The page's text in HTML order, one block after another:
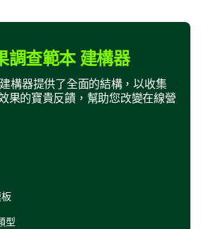
）。
2 3 4
5
最吸引您的元素是什麼？
調查範本 建構器
構器提供了全面的結構，以收集
果的寶貴反饋，幫助您改變在線營
型